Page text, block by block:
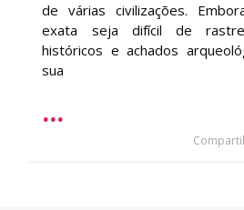
de várias civilizações.
exata seja difícil de
históricos e achados
sua